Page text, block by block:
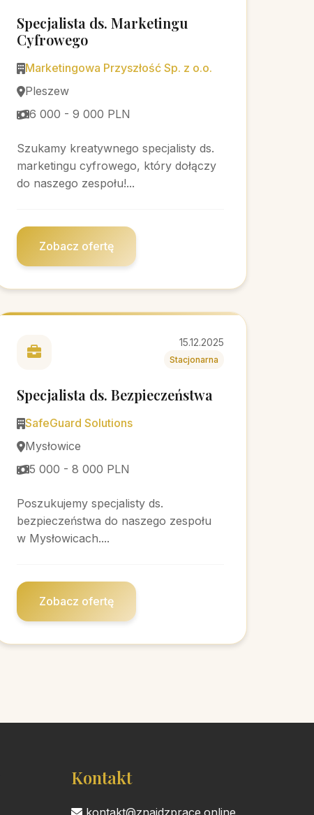
Specjalista ds. Marketingu
Cyfrowego
Marketingowa Przyszłość Sp. z o.o.
Pleszew
6 000 - 9 000 PLN
Szukamy kreatywnego specjalisty ds.
marketingu cyfrowego, który dołączy
do naszego zespołu!...
Zobacz ofertę
15.12.2025
Stacjonarna
Specjalista ds. Bezpieczeństwa
SafeGuard Solutions
Mysłowice
5 000 - 8 000 PLN
Poszukujemy specjalisty ds.
bezpieczeństwa do naszego zespołu
w Mysłowicach....
Zobacz ofertę
Kontakt
kontakt@znajdzprace.online